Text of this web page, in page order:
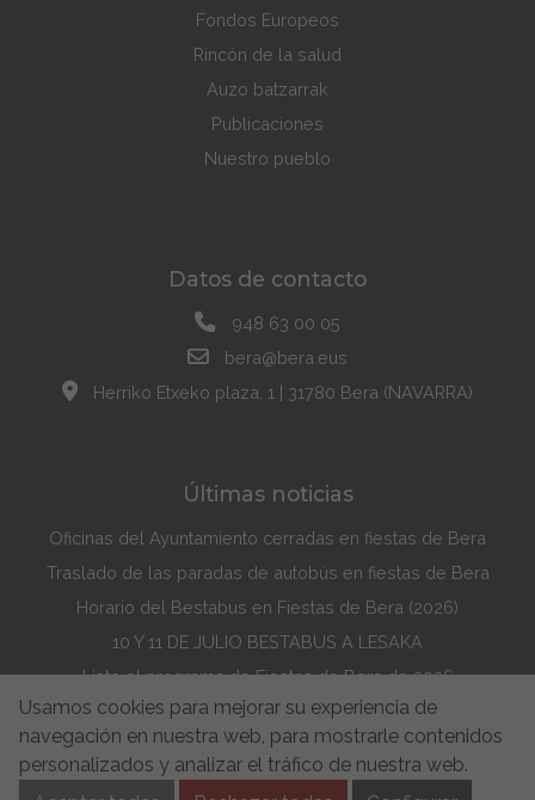
Fondos Europeos
Rincón de la salud
Auzo batzarrak
Publicaciones
Nuestro pueblo
Datos de contacto
948 63 00 05
bera@bera.eus
Herriko Etxeko plaza, 1 | 31780 Bera (NAVARRA)
Últimas noticias
Oficinas del Ayuntamiento cerradas en fiestas de Bera
Traslado de las paradas de autobús en fiestas de Bera
Horario del Bestabus en Fiestas de Bera (2026)
10 Y 11 DE JULIO BESTABUS A LESAKA
Listo el programa de Fiestas de Bera de 2026
Política de Cookies Accesibilidad
Aviso Legal
Aviso de privacidad
Buzón de Sugerencias
Usamos cookies para mejorar su experiencia de
navegación en nuestra web, para mostrarle contenidos
personalizados y analizar el tráfico de nuestra web.